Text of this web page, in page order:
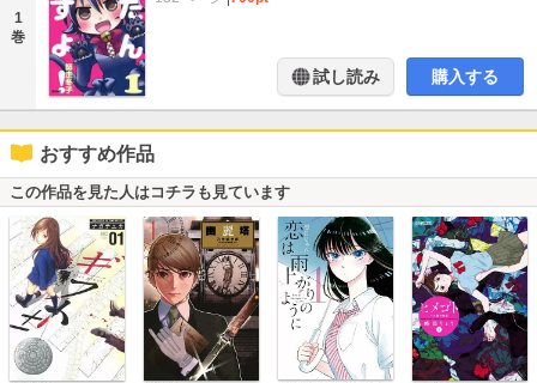
1
巻
試し読み 購入する
おすすめ作品
この作品を見た人はコチラも見ています